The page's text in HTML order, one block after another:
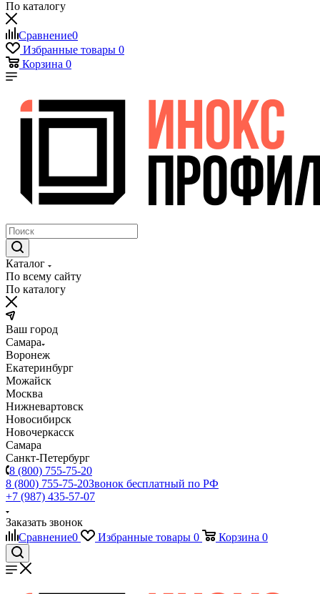
По каталогу
Сравнение0
Избранные товары 0
Корзина 0
Каталог
По всему сайту
По каталогу
Ваш город
Самара
Воронеж
Екатеринбург
Можайск
Москва
Нижневартовск
Новосибирск
Новочеркасск
Самара
Санкт-Петербург
8 (800) 755-75-20
8 (800) 755-75-20Звонок бесплатный по РФ
+7 (987) 435-57-07
Заказать звонок
Сравнение0 Избранные товары 0 Корзина 0